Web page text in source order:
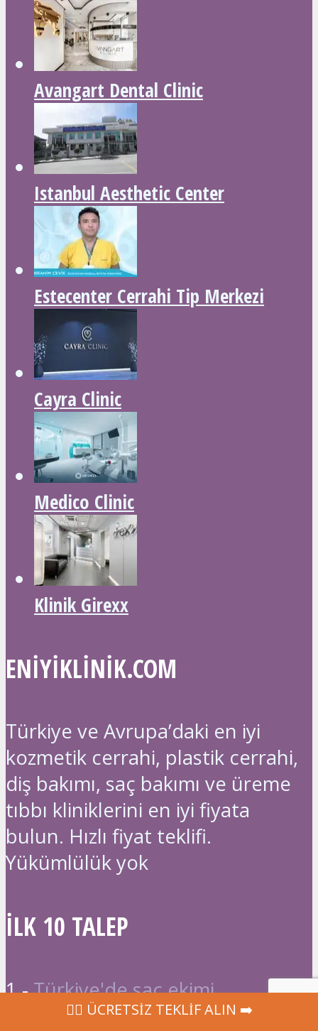
Avangart Dental Clinic
Istanbul Aesthetic Center
Estecenter Cerrahi Tip Merkezi
Cayra Clinic
Medico Clinic
Klinik Girexx
ENIYIKLINIK.COM
Türkiye ve Avrupa’daki en iyi
kozmetik cerrahi, plastik cerrahi,
diş bakımı, saç bakımı ve üreme
tıbbı kliniklerini en iyi fiyata
bulun. Hızlı fiyat teklifi.
Yükümlülük yok
İLK 10 TALEP
1 -Türkiye'de saç ekimi
Türkiye'de Liposuction
‍👩‍⚕ ÜCRETSİZ TEKLİF ALIN ➡️